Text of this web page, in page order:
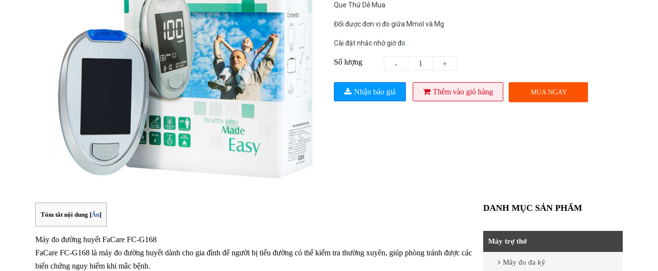
Que Thử Dễ Mua
Đổi được đơn vị đo giữa Mmol và Mg
Cài đặt nhắc nhở giờ đo
Số lượng - +
Nhận báo giá Thêm vào giỏ hàng MUA NGAY
Tóm tắt nội dung [Ẩn]
Máy đo đường huyết FaCare FC-G168
FaCare FC-G168 là máy đo đường huyết dành cho gia đình để người bị tiểu đường có thể kiểm tra thường xuyên, giúp phòng tránh được các
biến chứng nguy hiểm khi mắc bệnh.
DANH MỤC SẢN PHẨM
Máy trợ thở
Máy đo đa ký